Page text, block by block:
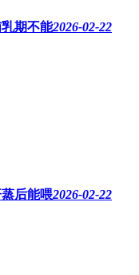
期不能2026-02-22
后能喂2026-02-22